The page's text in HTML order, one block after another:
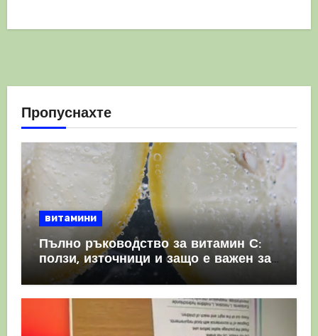
Пропуснахте
витамини
Пълно ръководство за витамин С:
ползи, източници и защо е важен за
имунната система